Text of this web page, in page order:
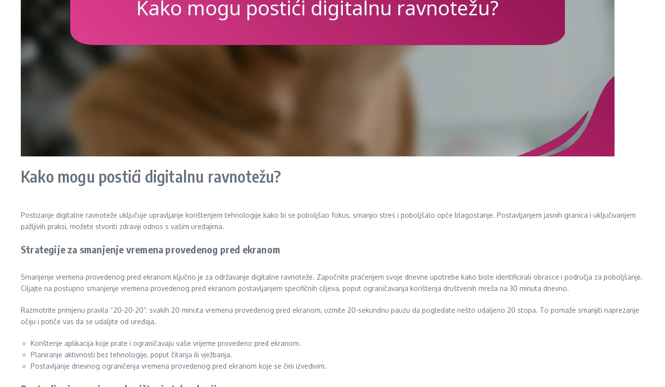
Kako mogu postići digitalnu ravnotežu?
Postizanje digitalne ravnoteže uključuje upravljanje korištenjem tehnologije kako bi se poboljšao fokus, smanjio stres i poboljšalo opće blagostanje. Postavljanjem jasnih granica i uključivanjem
pažljivih praksi, možete stvoriti zdraviji odnos s vašim uređajima.
Strategije za smanjenje vremena provedenog pred ekranom
Smanjenje vremena provedenog pred ekranom ključno je za održavanje digitalne ravnoteže. Započnite praćenjem svoje dnevne upotrebe kako biste identificirali obrasce i područja za poboljšanje.
Ciljajte na postupno smanjenje vremena provedenog pred ekranom postavljanjem specifičnih ciljeva, poput ograničavanja korištenja društvenih mreža na 30 minuta dnevno.
Razmotrite primjenu pravila “20-20-20”: svakih 20 minuta vremena provedenog pred ekranom, uzmite 20-sekundnu pauzu da pogledate nešto udaljeno 20 stopa. To pomaže smanjiti naprezanje
očiju i potiče vas da se udaljite od uređaja.
Korištenje aplikacija koje prate i ograničavaju vaše vrijeme provedeno pred ekranom.
Planiranje aktivnosti bez tehnologije, poput čitanja ili vježbanja.
Postavljanje dnevnog ograničenja vremena provedenog pred ekranom koje se čini izvedivim.